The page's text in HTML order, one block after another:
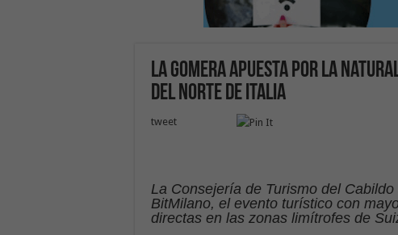
La Gomera apuesta por la
del norte de Italia
tweet
La Consejería de Turismo del
BitMilano, el evento turístico con
directas en las zonas limítrofes de